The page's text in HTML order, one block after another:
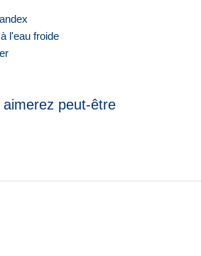
l'eau froide
aimerez peut-être